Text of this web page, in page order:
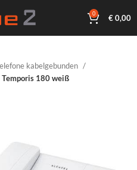
0 €0,00
kabelgebunden
180 weiß